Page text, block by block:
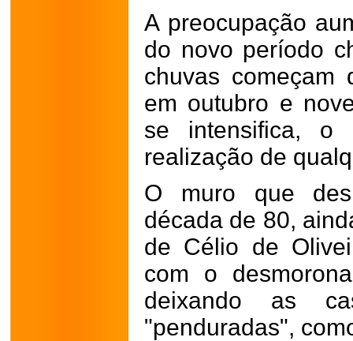
A preocupação
do novo período
chuvas começam
em outubro e
se intensifica, o
realização de
O muro que
década de 80,
de Célio de
com o
deixando as
"penduradas",